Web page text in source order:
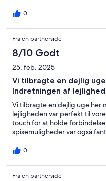
0
Fra en partnerside
8/10 Godt
25. feb. 2025
Vi tilbragte en dejlig
Indretningen af
Vi tilbragte en dejlig uge her
lejligheden var perfekt til
touch for at holde
spisemuligheder var også
0
Fra en partnerside